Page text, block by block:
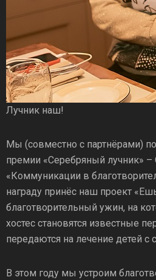
Лучник наш!
Мы (совместно с партнёрами)
премии «Серебряный лучник»
«Коммуникации в
награду принёс наш проект
благотворительный ужин, на
хостес становятся известные
передаются на лечение детей с
В этом году мы устроим